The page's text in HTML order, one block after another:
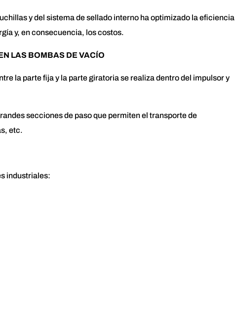
y del sistema de sellado interno ha optimizado la eficiencia
y, en consecuencia, los costos.
LAS BOMBAS DE VACÍO
la parte fija y la parte giratoria se realiza dentro del impulsor y
secciones de paso que permiten el transporte de
etc.
industriales: